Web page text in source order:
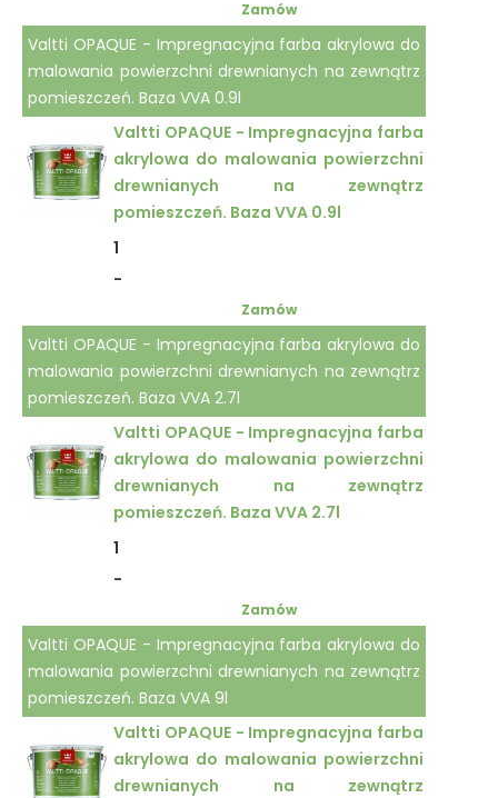
Zamów
Valtti OPAQUE - Impregnacyjna farba akrylowa do
malowania powierzchni drewnianych na zewnątrz
pomieszczeń. Baza VVA 0.9l
Valtti OPAQUE - Impregnacyjna farba
akrylowa do malowania powierzchni
drewnianych na zewnątrz
pomieszczeń. Baza VVA 0.9l
1
-
Zamów
Valtti OPAQUE - Impregnacyjna farba akrylowa do
malowania powierzchni drewnianych na zewnątrz
pomieszczeń. Baza VVA 2.7l
Valtti OPAQUE - Impregnacyjna farba
akrylowa do malowania powierzchni
drewnianych na zewnątrz
pomieszczeń. Baza VVA 2.7l
1
-
Zamów
Valtti OPAQUE - Impregnacyjna farba akrylowa do
malowania powierzchni drewnianych na zewnątrz
pomieszczeń. Baza VVA 9l
Valtti OPAQUE - Impregnacyjna farba
akrylowa do malowania powierzchni
drewnianych na zewnątrz